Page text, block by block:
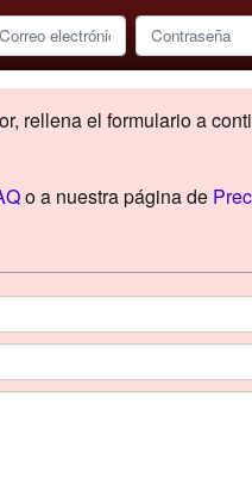
rellena el formulario a
o a nuestra página de